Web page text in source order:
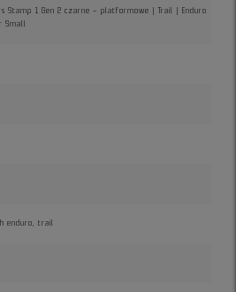
Stamp 1 Gen 2 czarne – platformowe | Trail | Enduro
Small
enduro, trail